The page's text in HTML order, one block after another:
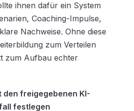
ihnen dafür ein System
Coaching-Impulse,
Nachweise. Ohne diese
zum Verteilen
zum Aufbau echter
den freigegebenen KI-
festlegen